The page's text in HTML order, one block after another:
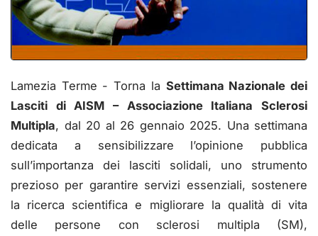
Lamezia Terme - Torna la Settimana Nazionale dei
Lasciti di AISM – Associazione Italiana Sclerosi
Multipla, dal 20 al 26 gennaio 2025. Una settimana
dedicata a sensibilizzare l’opinione pubblica
sull’importanza dei lasciti solidali, uno strumento
prezioso per garantire servizi essenziali, sostenere
la ricerca scientifica e migliorare la qualità di vita
delle persone con sclerosi multipla (SM),